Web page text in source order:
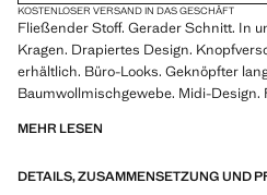
KOSTENLOSER VERSAND IN DAS GESCHÄFT
Fließender Stoff. Gerader Schnitt. In
Kragen. Drapiertes Design.
erhältlich. Büro-Looks. Geknöpfter
Baumwollmischgewebe. Midi-Design.
Verstellbare Schleife. Ärmellos.
Seitlicher Verschluss. Kollektion für
MEHR LESEN
DETAILS, ZUSAMMENSETZUNG UND